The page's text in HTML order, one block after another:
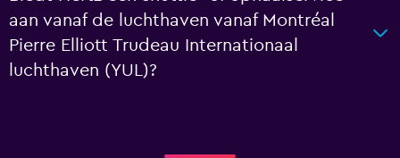
aan vanaf de luchthaven vanaf Montréal
Pierre Elliott Trudeau Internationaal
luchthaven (YUL)?